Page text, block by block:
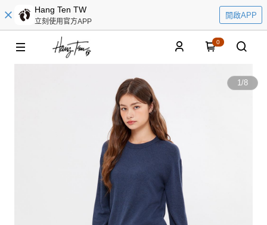
Hang Ten TW
立刻使用官方APP
開啟APP
0
1/8